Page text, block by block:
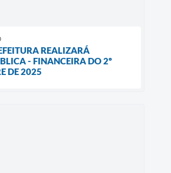
REALIZARÁ
- FINANCEIRA DO 2º
DE 2025